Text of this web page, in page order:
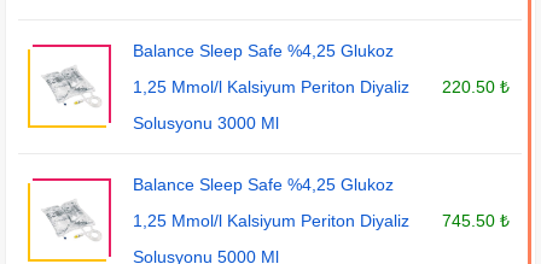
Balance Sleep Safe %4,25 Glukoz
1,25 Mmol/l Kalsiyum Periton Diyaliz
Solusyonu 3000 Ml
220.50 ₺
Balance Sleep Safe %4,25 Glukoz
1,25 Mmol/l Kalsiyum Periton Diyaliz
Solusyonu 5000 Ml
745.50 ₺